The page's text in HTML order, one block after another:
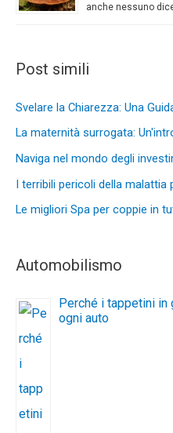
anche nessuno
Post simili
Svelare la Chiarezza: Una
La maternità surrogata:
Naviga nel mondo degli
I terribili pericoli della malattia
Le migliori Spa per coppie in
Automobilismo
Perché i tappetini in
ogni auto